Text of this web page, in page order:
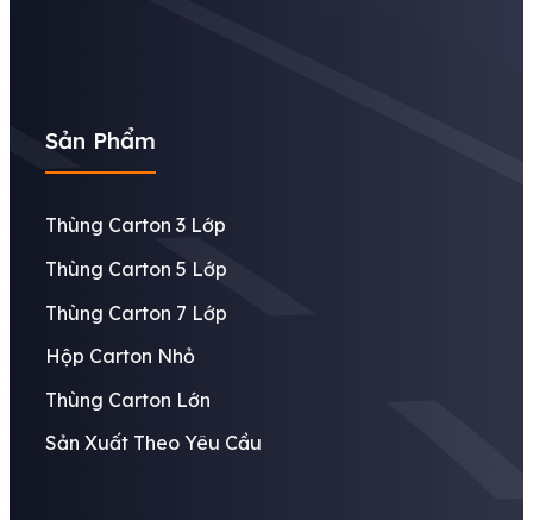
Sản Phẩm
Thùng Carton 3 Lớp
Thùng Carton 5 Lớp
Thùng Carton 7 Lớp
Hộp Carton Nhỏ
Thùng Carton Lớn
Sản Xuất Theo Yêu Cầu